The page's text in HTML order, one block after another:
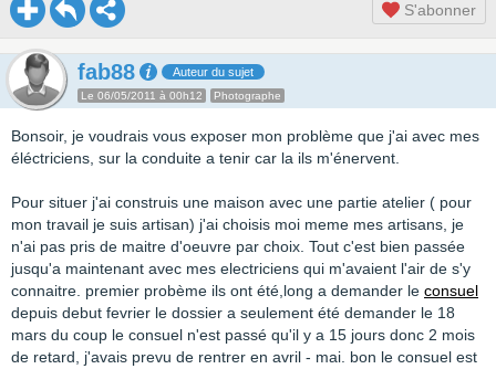
S'abonner
fab88 Auteur du sujet
Le 06/05/2011 à 00h12 Photographe
Bonsoir, je voudrais vous exposer mon problème que j'ai avec mes
éléctriciens, sur la conduite a tenir car la ils m'énervent.
Pour situer j'ai construis une maison avec une partie atelier ( pour
mon travail je suis artisan) j'ai choisis moi meme mes artisans, je
n'ai pas pris de maitre d'oeuvre par choix. Tout c'est bien passée
jusqu'a maintenant avec mes electriciens qui m'avaient l'air de s'y
connaitre. premier probème ils ont été,long a demander le consuel
depuis debut fevrier le dossier a seulement été demander le 18
mars du coup le consuel n'est passé qu'il y a 15 jours donc 2 mois
de retard, j'avais prevu de rentrer en avril - mai. bon le consuel est